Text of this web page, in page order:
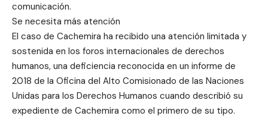
comunicación.
Se necesita más atención
El caso de Cachemira ha recibido una atención limitada y
sostenida en los foros internacionales de derechos
humanos, una deficiencia reconocida en un informe de
2018 de la Oficina del Alto Comisionado de las Naciones
Unidas para los Derechos Humanos cuando describió su
expediente de Cachemira como el primero de su tipo.